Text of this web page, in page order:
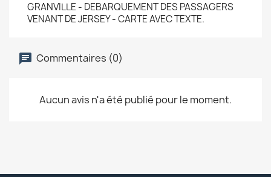
GRANVILLE - DEBARQUEMENT DES PASSAGERS
VENANT DE JERSEY - CARTE AVEC TEXTE.
Commentaires (0)
Aucun avis n'a été publié pour le moment.